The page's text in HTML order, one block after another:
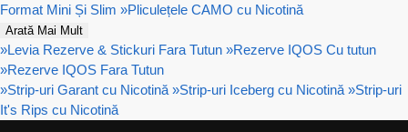
Format Mini Și Slim »Pliculețele CAMO cu Nicotină
Arată Mai Mult
»Levia Rezerve & Stickuri Fara Tutun »Rezerve IQOS Cu tutun
»Rezerve IQOS Fara Tutun
»Strip-uri Garant cu Nicotină »Strip-uri Iceberg cu Nicotină »Strip-uri
It's Rips cu Nicotină